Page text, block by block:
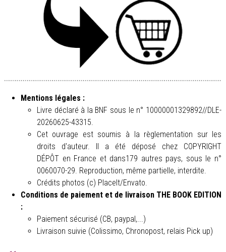
Mentions légales :
Livre déclaré à la BNF sous le n° 10000001329892//DLE-
20260625-43315.
Cet ouvrage est soumis à la règlementation sur les
droits d'auteur. Il a été déposé chez COPYRIGHT
DÉPÔT en France et dans179 autres pays, sous le n°
0060070-29. Reproduction, même partielle, interdite.
Crédits photos (c) PlaceIt/Envato.
Conditions de paiement et de livraison THE BOOK EDITION
:
Paiement sécurisé (CB, paypal,...)
Livraison suivie (Colissimo, Chronopost, relais Pick up)